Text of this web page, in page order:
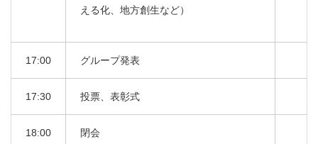
える化、地方創生など）
17:00 グループ発表
17:30 投票、表彰式
18:00 閉会